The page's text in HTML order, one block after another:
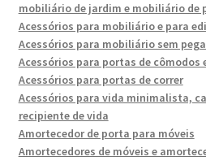
mobiliário de jardim e mobiliário de
Acessórios para mobiliário e para
Acessórios para mobiliário sem
Acessórios para portas de cômodos
Acessórios para portas de correr
Acessórios para vida minimalista,
recipiente de vida
Amortecedor de porta para móveis
Amortecedores de móveis e